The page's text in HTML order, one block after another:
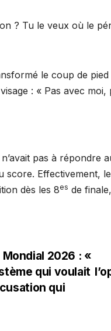
? Tu le veux où le
le coup de
: « Pas avec moi,
pas à répondre
score. Effectivement,
dès les 8es de
Mondial 2026 : «
qui voulait
qui